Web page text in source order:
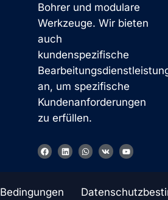
Bohrer und modulare
Werkzeuge. Wir bieten
auch
kundenspezifische
an, um spezifische
Kundenanforderungen
zu erfüllen.
F
a
o
L
i
W
h
a
p
V
k
Y
o
e
Bedingungen